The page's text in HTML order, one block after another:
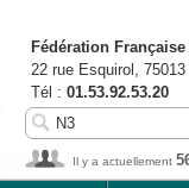
Fédération
22 rue Esquirol,
Tél : 01.53.92.53.20
Il y a actuellement